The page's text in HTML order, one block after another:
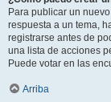
Para publicar un
respuesta a un tema,
registrarse antes de
una lista de acciones
Puede votar en las
Arriba